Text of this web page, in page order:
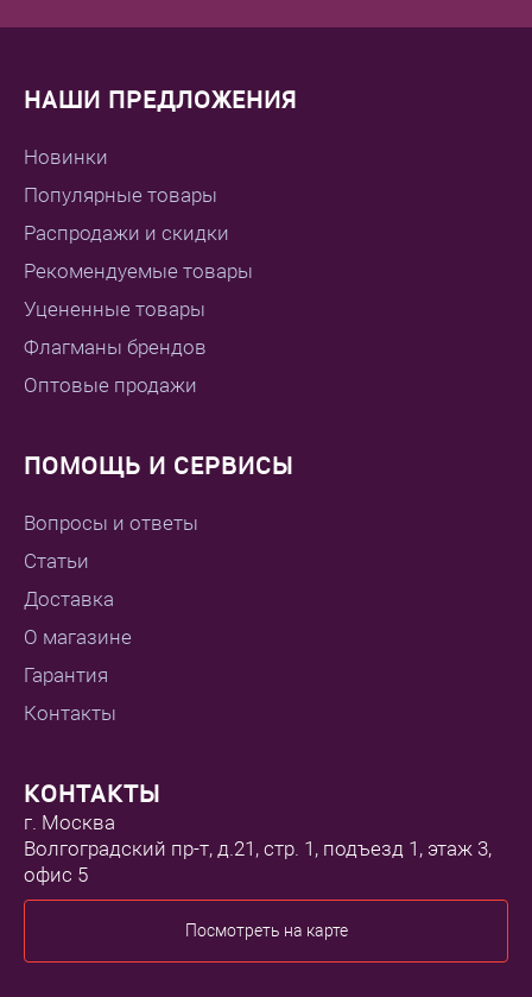
НАШИ ПРЕДЛОЖЕНИЯ
Новинки
Популярные товары
Распродажи и скидки
Рекомендуемые товары
Уцененные товары
Флагманы брендов
Оптовые продажи
ПОМОЩЬ И СЕРВИСЫ
Вопросы и ответы
Статьи
Доставка
О магазине
Гарантия
Контакты
КОНТАКТЫ
г. Москва
Волгоградский пр-т, д.21, стр. 1, подъезд 1, этаж 3,
офис 5
Посмотреть на карте